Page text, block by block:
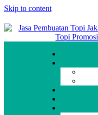
Skip to content